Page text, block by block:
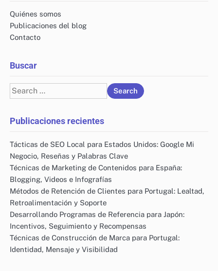
Quiénes somos
Publicaciones del blog
Contacto
Buscar
Search
for:
Publicaciones recientes
Tácticas de SEO Local para Estados Unidos: Google Mi
Negocio, Reseñas y Palabras Clave
Técnicas de Marketing de Contenidos para España:
Blogging, Videos e Infografías
Métodos de Retención de Clientes para Portugal: Lealtad,
Retroalimentación y Soporte
Desarrollando Programas de Referencia para Japón:
Incentivos, Seguimiento y Recompensas
Técnicas de Construcción de Marca para Portugal:
Identidad, Mensaje y Visibilidad